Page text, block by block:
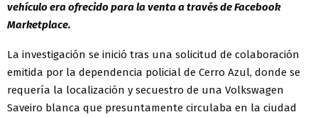
vehículo era ofrecido para la venta a través de Facebook
Marketplace.
La investigación se inició tras una solicitud de colaboración
emitida por la dependencia policial de Cerro Azul, donde se
requería la localización y secuestro de una Volkswagen
Saveiro blanca que presuntamente circulaba en la ciudad